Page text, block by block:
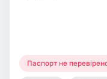
Паспорт не